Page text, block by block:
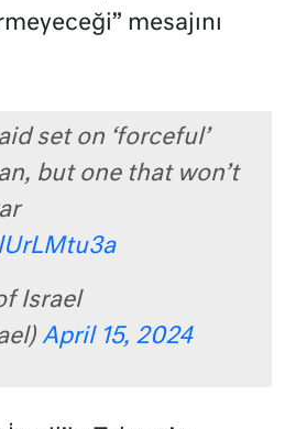
mesajını
set on ‘forceful’
but one that won’t
Israel
April 15, 2024